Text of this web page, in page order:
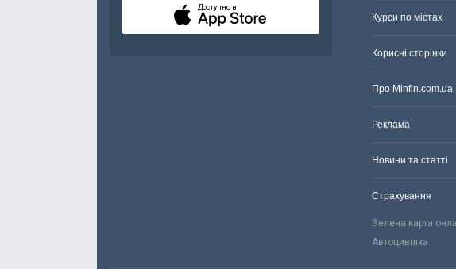
Доступно в
Курси по містах
Корисні сторінки
Про Minfin.com.ua
Реклама
Новини та статті
Страхування
Зелена карта
Автоцивілка